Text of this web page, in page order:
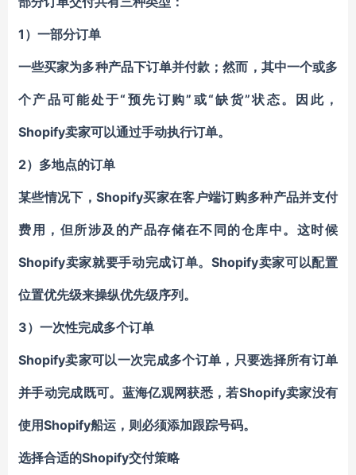
1） 一部分订单
一些买家为多种产品下订单并付款；然而，其中一个或多
个产品可能处于“ 预先订购” 或“缺货”状态。因此，
Shopify卖家可以通过手动执行订单。
2）多地点的订单
某些情况下，Shopify买家在客户端订购多种产品并支付
费用，但所涉及的产品存储在不同的仓库中。 这时候
Shopify卖家就要手动完成订单。Shopify卖家可以配置
位置优先级来操纵优先级序列。
3） 一次性完成多个订单
Shopify卖家可以一次完成多个订单， 只要选择所有订单
并手动完成 既可。蓝海亿观网获悉，若Shopify卖家没有
使用Shopify船运，则 必须添加跟踪号码。
选择合适的Shopify交付策略